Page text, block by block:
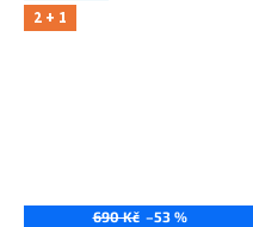
2 + 1
690 Kč –53 %